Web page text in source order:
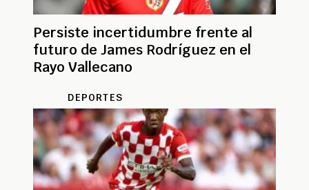
Persiste incertidumbre frente al
futuro de James Rodríguez en el
Rayo Vallecano
DEPORTES